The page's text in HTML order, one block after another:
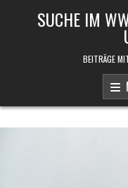
SUCHE IM
BEITRÄGE